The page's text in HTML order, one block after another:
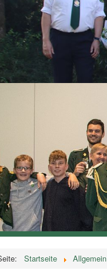
Startseite Allgemein